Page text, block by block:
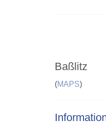
Baßlitz
(MAPS)